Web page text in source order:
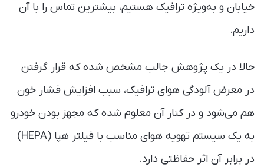
خیابان و به‌ویژه ترافیک هستیم، بیشترین تماس را با آن
داریم.
حالا در یک پژوهش جالب مشخص شده که قرار گرفتن
در معرض آلودگی‌ هوای ترافیک، سبب افزایش فشار خون
هم می‌شود و در کنار آن معلوم شده که مجهز بودن خودرو
به یک سیستم تهویه هوای مناسب با فیلتر هپا (HEPA)
در برابر آن اثر حفاظتی دارد.